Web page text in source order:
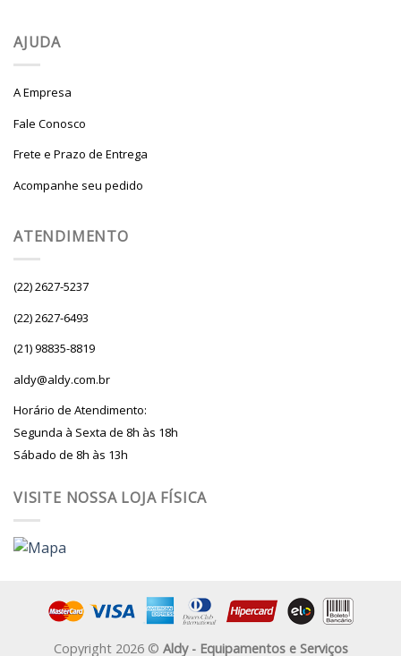
AJUDA
A Empresa
Fale Conosco
Frete e Prazo de Entrega
Acompanhe seu pedido
ATENDIMENTO
(22) 2627-5237
(22) 2627-6493
(21) 98835-8819
aldy@aldy.com.br
Horário de Atendimento:
Segunda à Sexta de 8h às 18h
Sábado de 8h às 13h
VISITE NOSSA LOJA FÍSICA
Copyright 2026 © Aldy - Equipamentos e Serviços